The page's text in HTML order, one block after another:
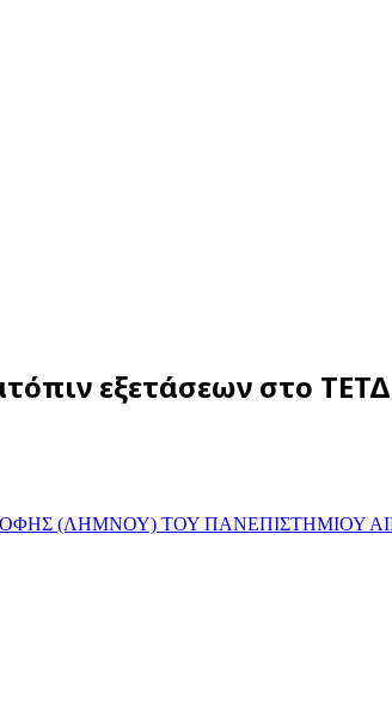
εξετάσεων στο ΤΕΤΔ
(ΛΗΜΝΟΥ) ΤΟΥ ΠΑΝΕΠΙΣΤΗΜΙΟΥ